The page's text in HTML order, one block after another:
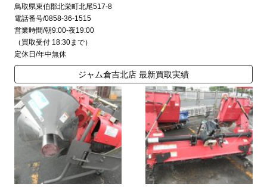
鳥取県東伯郡北栄町北尾517-8
電話番号/0858-36-1515
営業時間/朝9:00-夜19:00
（買取受付 18:30まで）
定休日/年中無休
ジャム倉吉北店 最新買取実績